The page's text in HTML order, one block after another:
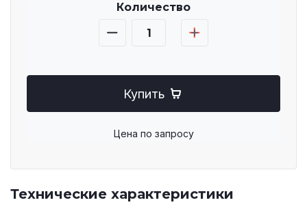
Количество
Купить
Цена по запросу
Технические характеристики